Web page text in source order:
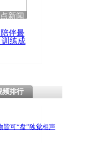
新闻
伴最
训练成
频排行
皆可“盘”独觉相声